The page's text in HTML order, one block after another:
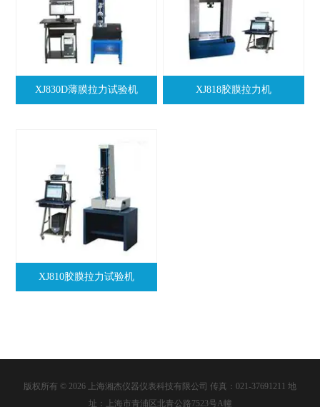
XJ830D薄膜拉力试验机 XJ818胶膜拉力机
XJ810胶膜拉力试验机
版权所有 © 2026 上海湘杰仪器仪表科技有限公司 传真：021-37691211 地
址：上海市青浦区北青公路7523号A幢